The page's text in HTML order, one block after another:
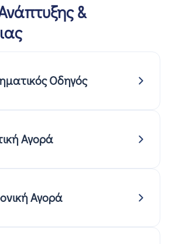
&
Οδηγός
Αγορά
Αγορά